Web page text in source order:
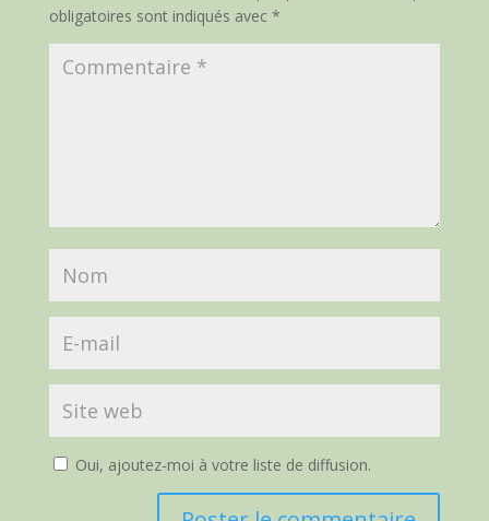
obligatoires sont indiqués avec *
Oui, ajoutez-moi à votre liste de diffusion.